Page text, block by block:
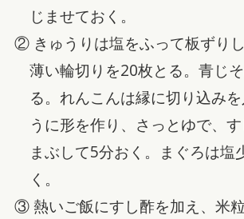
じませておく。
② きゅうりは塩をふって板ずり
薄い輪切りを20枚とる。青じ
る。れんこんは縁に切り込み
うに形を作り、さっとゆで、
まぶして5分おく。まぐろは塩
く。
③ 熱いご飯にすし酢を加え、米